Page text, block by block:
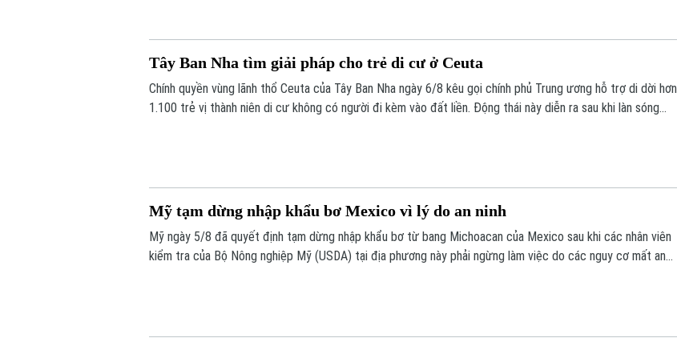
Tây Ban Nha tìm giải pháp cho trẻ di cư ở Ceuta
Chính quyền vùng lãnh thổ Ceuta của Tây Ban Nha ngày 6/8 kêu gọi chính phủ Trung ương hỗ trợ di dời hơn
1.100 trẻ vị thành niên di cư không có người đi kèm vào đất liền. Động thái này diễn ra sau khi làn sóng
Mỹ tạm dừng nhập khẩu bơ Mexico vì lý do an ninh
Mỹ ngày 5/8 đã quyết định tạm dừng nhập khẩu bơ từ bang Michoacan của Mexico sau khi các nhân viên
kiểm tra của Bộ Nông nghiệp Mỹ (USDA) tại địa phương này phải ngừng làm việc do các nguy cơ mất an